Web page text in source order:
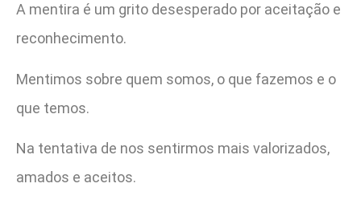
A mentira é um grito desesperado por aceitação e
reconhecimento.
Mentimos sobre quem somos, o que fazemos e o
que temos.
Na tentativa de nos sentirmos mais valorizados,
amados e aceitos.